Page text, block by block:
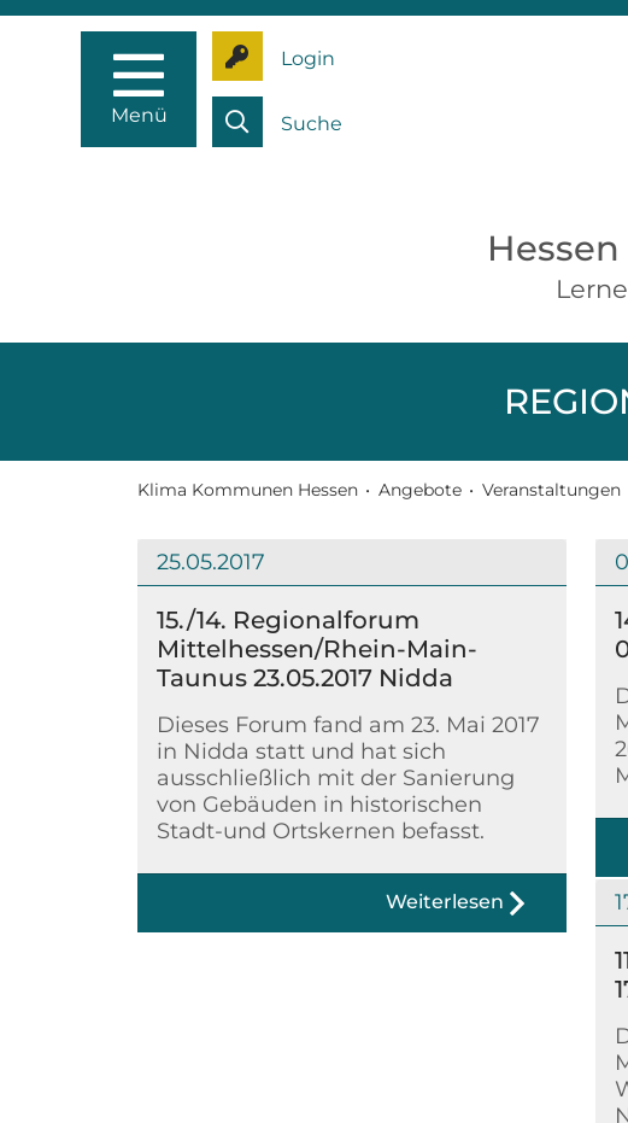
Menü
Login
Suche
Klima Kommunen Hessen • Angebote • Veranstaltungen
25.05.2017
15./14. Regionalforum
Mittelhessen/Rhein-Main-
Taunus 23.05.2017 Nidda
Dieses Forum fand am 23. Mai 2017
in Nidda statt und hat sich
ausschließlich mit der Sanierung
von Gebäuden in historischen
Stadt-und Ortskernen befasst.
Weiterlesen